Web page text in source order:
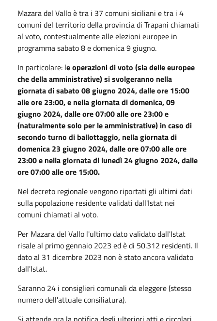
Mazara del Vallo è tra i 37 comuni siciliani e tra i 4
comuni del territorio della provincia di Trapani chiamati
al voto, contestualmente alle elezioni europee in
programma sabato 8 e domenica 9 giugno.
In particolare: le operazioni di voto (sia delle europee
che della amministrative) si svolgeranno nella
giornata di sabato 08 giugno 2024, dalle ore 15:00
alle ore 23:00, e nella giornata di domenica, 09
giugno 2024, dalle ore 07:00 alle ore 23:00 e
(naturalmente solo per le amministrative) in caso di
secondo turno di ballottaggio, nella giornata di
domenica 23 giugno 2024, dalle ore 07:00 alle ore
23:00 e nella giornata di lunedì 24 giugno 2024, dalle
ore 07:00 alle ore 15:00.
Nel decreto regionale vengono riportati gli ultimi dati
sulla popolazione residente validati dall'Istat nei
comuni chiamati al voto.
Per Mazara del Vallo l'ultimo dato validato dall'Istat
risale al primo gennaio 2023 ed è di 50.312 residenti. Il
dato al 31 dicembre 2023 non è stato ancora validato
dall'Istat.
Saranno 24 i consiglieri comunali da eleggere (stesso
numero dell'attuale consiliatura).